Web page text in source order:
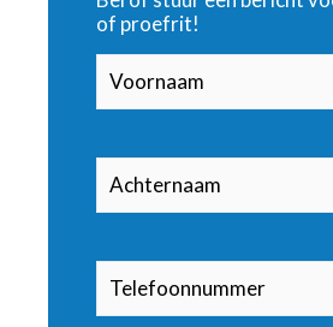
of proefrit!